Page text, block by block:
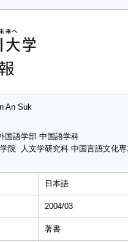
An Suk
国語学部 中国語学科
院 人文学研究科 中国言語文化
日本語
2004/03
著書